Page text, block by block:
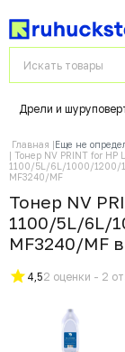
Дрели и
Главная
Еще не
Тонер NV PRINT for HP
1100/5L/6L/1000/1200/
MF3240/MF
Тонер NV
1100/5L/6L/
MF3240/MF
4,52 оценки - 2